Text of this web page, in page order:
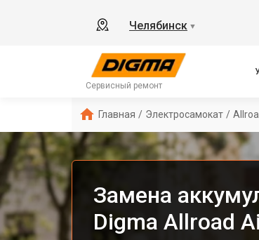
Челябинск ▼
Сервисный ремонт
Главная / Электросамокат /
Замена
Digma Allroad